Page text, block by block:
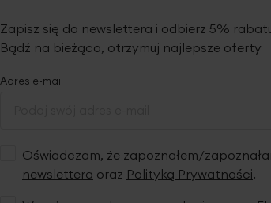
Zapisz się do newslettera i odbierz 5%
Bądź na bieżąco, otrzymuj najlepsze oferty
Adres e-mail
Oświadczam, że zapoznałem/
newslettera oraz Polityką Prywatności.